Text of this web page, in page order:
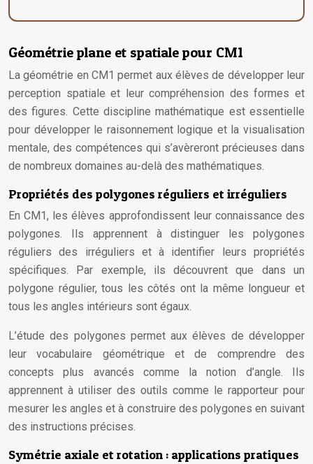
Géométrie plane et spatiale pour CM1
La géométrie en CM1 permet aux élèves de développer leur
perception spatiale et leur compréhension des formes et
des figures. Cette discipline mathématique est essentielle
pour développer le raisonnement logique et la visualisation
mentale, des compétences qui s’avèreront précieuses dans
de nombreux domaines au-delà des mathématiques.
Propriétés des polygones réguliers et irréguliers
En CM1, les élèves approfondissent leur connaissance des
polygones. Ils apprennent à distinguer les polygones
réguliers des irréguliers et à identifier leurs propriétés
spécifiques. Par exemple, ils découvrent que dans un
polygone régulier, tous les côtés ont la même longueur et
tous les angles intérieurs sont égaux.
L’étude des polygones permet aux élèves de développer
leur vocabulaire géométrique et de comprendre des
concepts plus avancés comme la notion d’angle. Ils
apprennent à utiliser des outils comme le rapporteur pour
mesurer les angles et à construire des polygones en suivant
des instructions précises.
Symétrie axiale et rotation : applications pratiques